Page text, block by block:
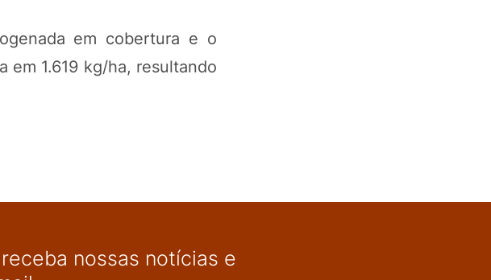
em cobertura e o
1.619 kg/ha, resultando
nossas notícias e